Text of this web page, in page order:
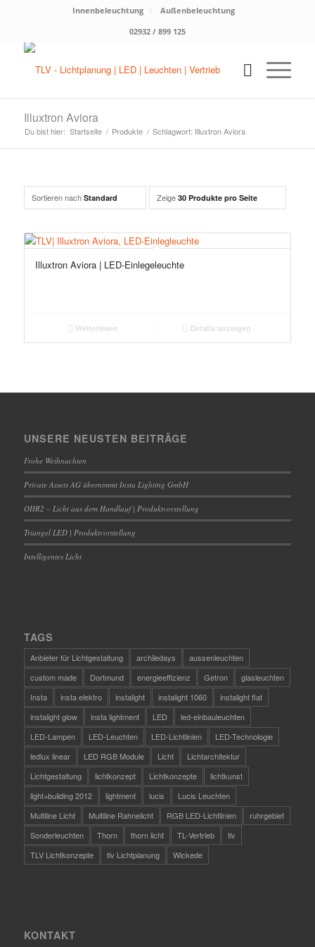
Innenbeleuchtung
Außenbeleuchtung
02932 / 899 125
Illuxtron Aviora
Du bist hier: Startseite / Produkte / Schlagwort: Illuxtron Aviora
Sortieren nach Standard Zeige 30 Produkte pro Seite
Illuxtron Aviora | LED-Einlegeleuchte
Weiterlesen Details anzeigen
UNSERE NEUSTEN BEITRÄGE
Frohe Weihnachten
Private Assets AG übernimmt Insta Lighting GmbH
OHR2 – Licht aus dem Handlauf | Produktvorstellung
Triangel LED | Produktvorstellung
Intelligentes Licht
TAGS
Anbieter für Lichtgestaltung archiledays
aussenleuchten
custom made
Dortmund energieeffizienz Getron
glasleuchten
Insta
insta elektro instalight instalight 1060
instalight flat
instalight glow
insta lightment LED
led-einbauleuchten
LED-Lampen
LED-Leuchten LED-Lichtlinien
LED-Technologie
ledlux linear
LED RGB Module Licht
Lichtarchitektur
Lichtgestaltung
lichtkonzept Lichtkonzepte
lichtkunst
light+building 2012
lightment lucis
Lucis Leuchten
Multiline Licht
Multiline Rahnelicht RGB LED-Lichtlinien
ruhrgebiet
Sonderleuchten
Thorn thorn licht TL-Vertrieb
tlv
TLV Lichtkonzepte
tlv Lichtplanung Wickede
KONTAKT